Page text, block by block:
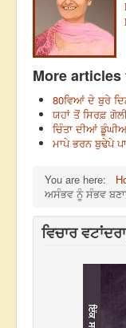
More
80ਵਿਆਂ ਦੇ ਬੁਰੇ
ਯਹਾਂ ਤੋਂ ਸਿਰਫ਼
ਚਿੰਤਾ ਦੀਆਂ
ਮਾਪੇ ਭਰਨ ਬੁਢੇਪੇ
You are here:
ਅਸੰਭਵ ਨੂੰ ਸੰਭਵ
ਵਿਚਾਰ